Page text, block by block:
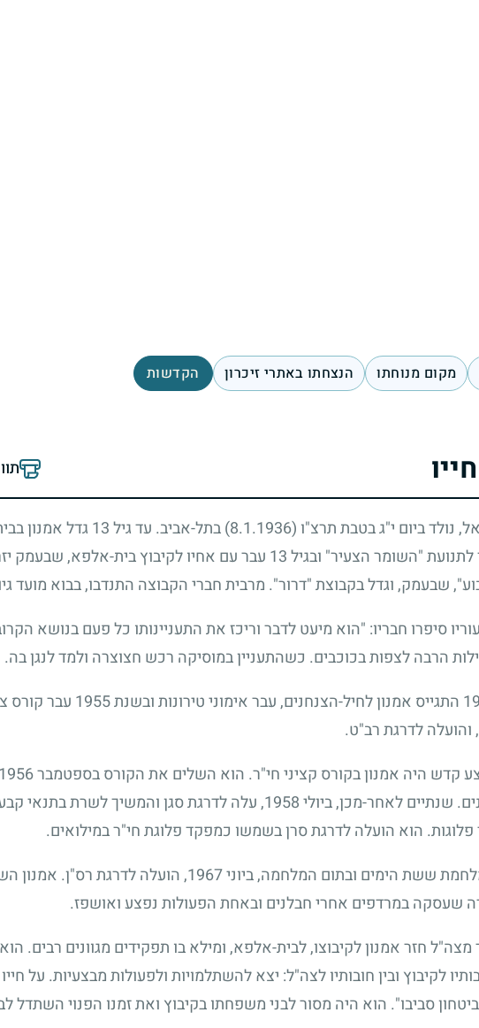
מקום מנוחתו הנצחתו באתרי זיכרון הקדשות
נולד ביום י"ג בטבת תרצ"ו (8.1.1936) בתל-אביב. עד גיל13 גדל אמנון
"השומר הצעיר" ובגיל13 עבר עם אחיו לקיבוץ בית-אלפא, שבעמק
שבעמק, וגדל בקבוצת "דרור". מרבית חברי הקבוצה התנדבו, בבוא מועד
סיפרו חבריו: "הוא מיעט לדבר וריכז את התעניינותו כל פעם בנושא
הרבה לצפות בכוכבים. כשהתעניין במוסיקה רכש חצוצרה ולמד לנגן
התגייס אמנון לחיל-הצנחנים, עבר אימוני טירונות ובשנת1955 עבר קורס
, והועלה לדרגת רב"ט.
קדש היה אמנון בקורס קציני חי"ר. הוא השלים את הקורס בספטמבר1956
שנתיים לאחר-מכן, ביולי1958, עלה לדרגת סגן והמשיך לשרת בתנאי
הוא הועלה לדרגת סרן בשמשו כמפקד פלוגת חי"ר במילואים.
ששת הימים ובתום המלחמה, ביוני1967, הועלה לדרגת רס"ן. אמנון
שעסקה במרדפים אחרי חבלנים ובאחת הפעולות נפצע ואושפז.
חזר אמנון לקיבוצו, לבית-אלפא, ומילא בו תפקידים מגוונים רבים.
לקיבוץ ובין חובותיו לצה"ל: יצא להשתלמויות ולפעולות מבצעיות. על
סביבו". הוא היה מסור לבני משפחתו בקיבוץ ואת זמנו הפנוי השתדל